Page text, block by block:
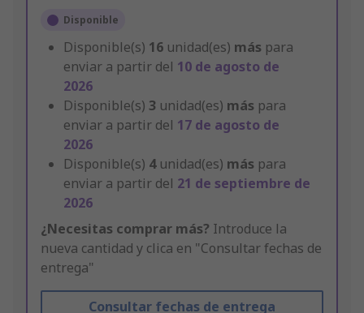
Disponible
Disponible(s) 16 unidad(es) más para
enviar a partir del 10 de agosto de
2026
Disponible(s) 3 unidad(es) más para
enviar a partir del 17 de agosto de
2026
Disponible(s) 4 unidad(es) más para
enviar a partir del 21 de septiembre de
2026
¿Necesitas comprar más? Introduce la
nueva cantidad y clica en "Consultar fechas de
entrega"
Consultar fechas de entrega